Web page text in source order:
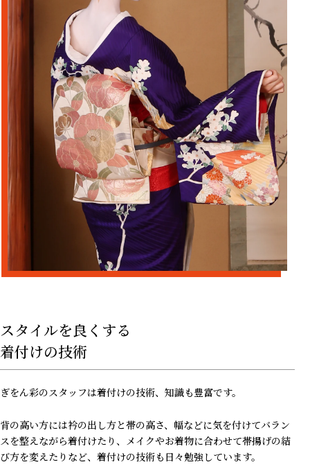
スタイルを良くする
着付けの技術
ぎをん彩のスタッフは着付けの技術、知識も豊富です。
背の高い方には衿の出し方と帯の高さ、幅などに気を付けてバラン
スを整えながら着付けたり、メイクやお着物に合わせて帯揚げの結
び方を変えたりなど、着付けの技術も日々勉強しています。